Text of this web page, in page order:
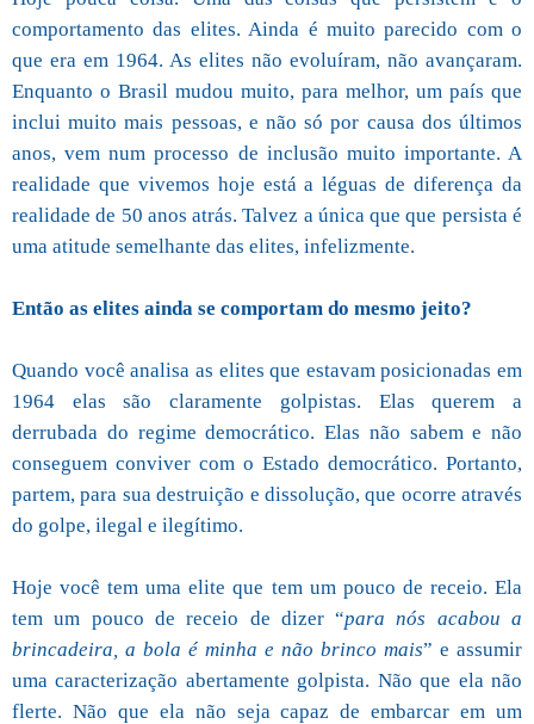
comportamento das elites. Ainda é muito parecido com o
que era em 1964. As elites não evoluíram, não avançaram.
Enquanto o Brasil mudou muito, para melhor, um país que
inclui muito mais pessoas, e não só por causa dos últimos
anos, vem num processo de inclusão muito importante. A
realidade que vivemos hoje está a léguas de diferença da
realidade de 50 anos atrás. Talvez a única que que persista é
uma atitude semelhante das elites, infelizmente.
Então as elites ainda se comportam do mesmo jeito?
Quando você analisa as elites que estavam posicionadas em
1964 elas são claramente golpistas. Elas querem a
derrubada do regime democrático. Elas não sabem e não
conseguem conviver com o Estado democrático. Portanto,
partem, para sua destruição e dissolução, que ocorre através
do golpe, ilegal e ilegítimo.
Hoje você tem uma elite que tem um pouco de receio. Ela
tem um pouco de receio de dizer “para nós acabou a
brincadeira, a bola é minha e não brinco mais” e assumir
uma caracterização abertamente golpista. Não que ela não
flerte. Não que ela não seja capaz de embarcar em um